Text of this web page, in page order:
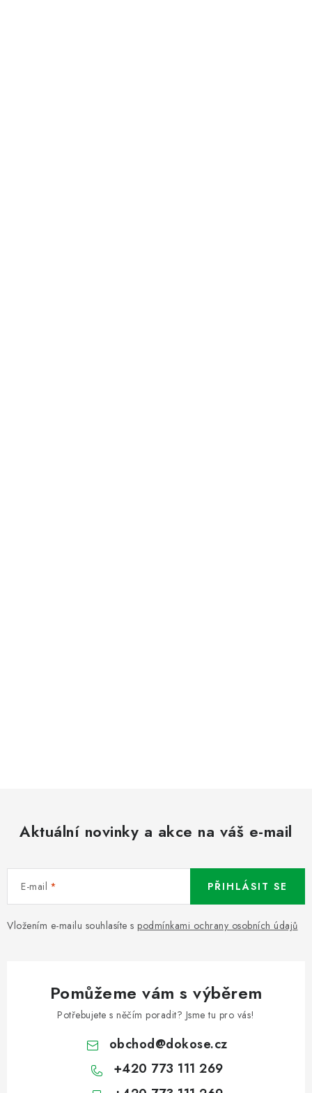
Aktuální novinky a akce na váš e-mail
E-mail
Vložením e-mailu souhlasíte s podmínkami ochrany osobních údajů
PŘIHLÁSIT SE
Pomůžeme vám s výběrem
Potřebujete s něčím poradit? Jsme tu pro vás!
obchod@dokose.cz
+420 773 111 269